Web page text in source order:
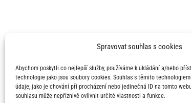
Spravovat souhlas s cookies
Abychom poskytli co nejlepší služby, používáme k ukládání a/nebo
technologie jako jsou soubory cookies. Souhlas s těmito
údaje, jako je chování při procházení nebo jedinečná ID na tomto
souhlasu může nepříznivě ovlivnit určité vlastnosti a funkce.